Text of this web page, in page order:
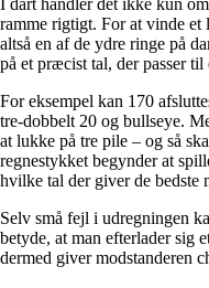
ramme rigtigt. For at vinde et
altså en af de ydre ringe på
på et præcist tal, der passer til
For eksempel kan 170
tre-dobbelt 20 og bullseye.
at lukke på tre pile – og så
regnestykket begynder at
hvilke tal der giver de bedste
Selv små fejl i udregningen
betyde, at man efterlader sig
dermed giver modstanderen